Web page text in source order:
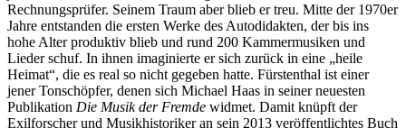
Rechnungsprüfer. Seinem Traum aber blieb er treu. Mitte der 1970er
Jahre entstanden die ersten Werke des Autodidakten, der bis ins
hohe Alter produktiv blieb und rund 200 Kammermusiken und
Lieder schuf. In ihnen imaginierte er sich zurück in eine „heile
Heimat“, die es real so nicht gegeben hatte. Fürstenthal ist einer
jener Tonschöpfer, denen sich Michael Haas in seiner neuesten
Publikation Die Musik der Fremde widmet. Damit knüpft der
Exilforscher und Musikhistoriker an sein 2013 veröffentlichtes Buch